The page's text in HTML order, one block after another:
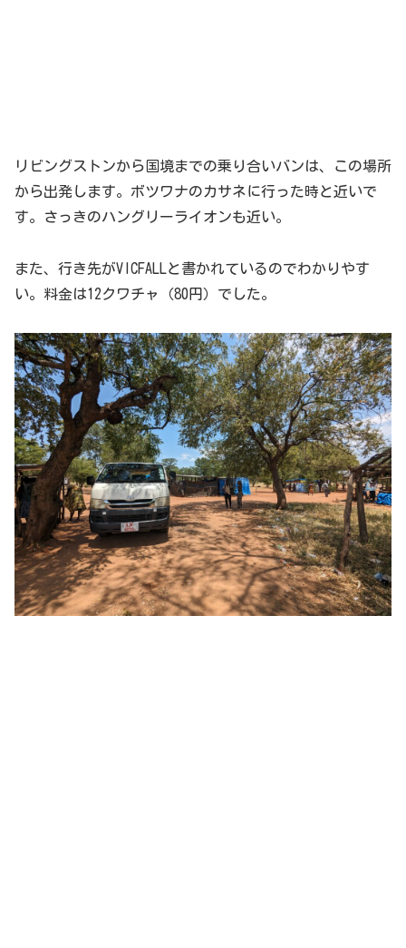
リビングストンから国境までの乗り合いバンは、この場所
から出発します。ボツワナのカサネに行った時と近いで
す。さっきのハングリーライオンも近い。
また、行き先がVICFALLと書かれているのでわかりやす
い。料金は12クワチャ（80円）でした。